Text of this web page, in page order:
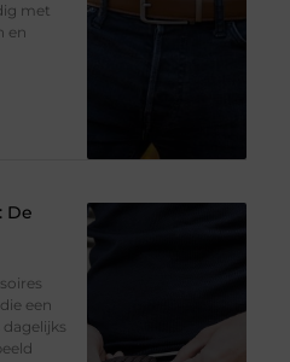
met
en
De
een